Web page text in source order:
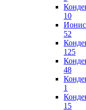
10
52
125
48
1
15